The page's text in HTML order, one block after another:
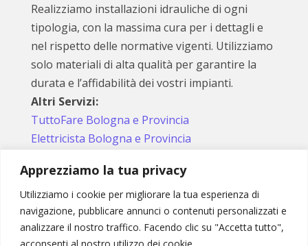
Apprezziamo la tua privacy
Utilizziamo i cookie per migliorare la tua esperienza di
navigazione, pubblicare annunci o contenuti personalizzati e
analizzare il nostro traffico. Facendo clic su "Accetta tutto",
acconsenti al nostro utilizzo dei cookie.
Realizziamo installazioni idrauliche di ogni
tipologia, con la massima cura per i dettagli e
nel rispetto delle normative vigenti. Utilizziamo
solo materiali di alta qualità per garantire la
durata e l’affidabilità dei vostri impianti.
Altri Servizi:
TuttoFare Bologna e Provincia
Elettricista Bologna e Provincia
Seguici sui social